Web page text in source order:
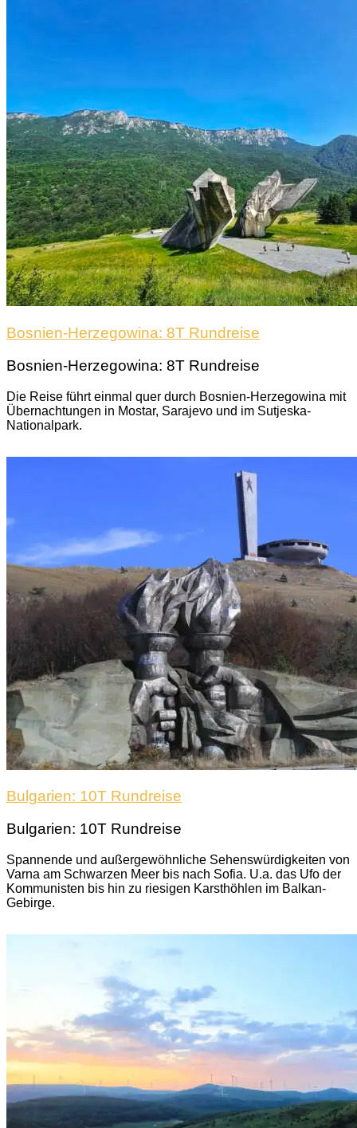
Bosnien-Herzegowina: 8T Rundreise
Bosnien-Herzegowina: 8T Rundreise
Die Reise führt einmal quer durch Bosnien-Herzegowina mit
Übernachtungen in Mostar, Sarajevo und im Sutjeska-
Nationalpark.
Bulgarien: 10T Rundreise
Bulgarien: 10T Rundreise
Spannende und außergewöhnliche Sehenswürdigkeiten von
Varna am Schwarzen Meer bis nach Sofia. U.a. das Ufo der
Kommunisten bis hin zu riesigen Karsthöhlen im Balkan-
Gebirge.